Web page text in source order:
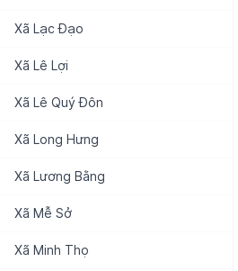
Xã Lạc Đạo
Xã Lê Lợi
Xã Lê Quý Đôn
Xã Long Hưng
Xã Lương Bằng
Xã Mễ Sở
Xã Minh Thọ